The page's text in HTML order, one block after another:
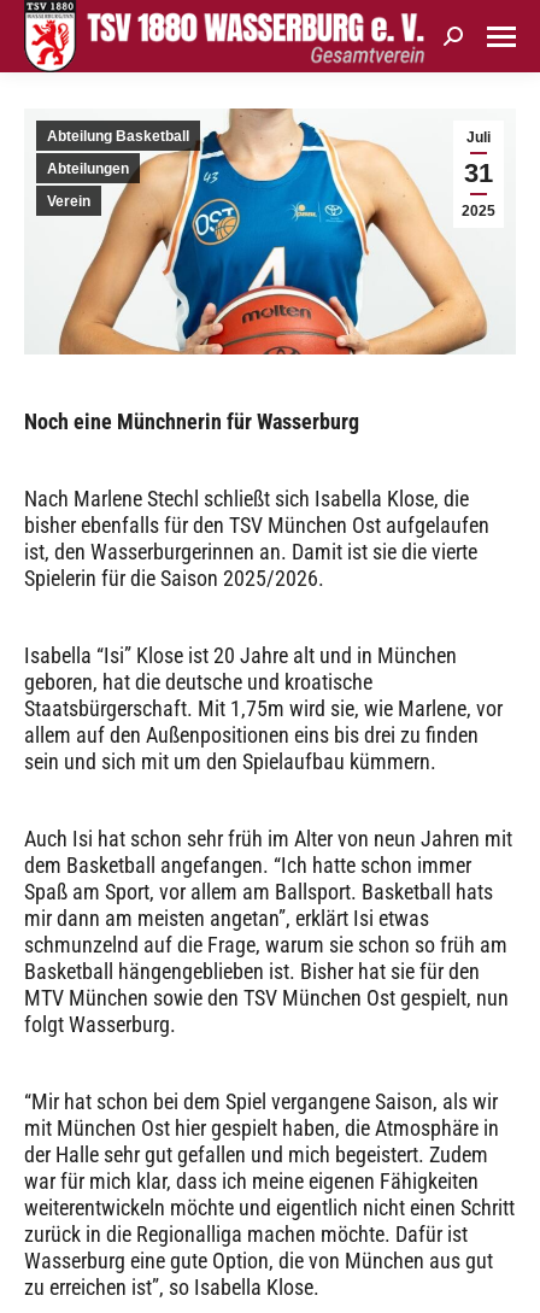
Search:
Juli
31
2025
Abteilung Basketball
Abteilungen
Verein
Noch eine Münchnerin für Wasserburg
Nach Marlene Stechl schließt sich Isabella Klose, die
bisher ebenfalls für den TSV München Ost aufgelaufen
ist, den Wasserburgerinnen an. Damit ist sie die vierte
Spielerin für die Saison 2025/2026.
Isabella “Isi” Klose ist 20 Jahre alt und in München
geboren, hat die deutsche und kroatische
Staatsbürgerschaft. Mit 1,75m wird sie, wie Marlene, vor
allem auf den Außenpositionen eins bis drei zu finden
sein und sich mit um den Spielaufbau kümmern.
Auch Isi hat schon sehr früh im Alter von neun Jahren mit
dem Basketball angefangen. “Ich hatte schon immer
Spaß am Sport, vor allem am Ballsport. Basketball hats
mir dann am meisten angetan”, erklärt Isi etwas
schmunzelnd auf die Frage, warum sie schon so früh am
Basketball hängengeblieben ist. Bisher hat sie für den
MTV München sowie den TSV München Ost gespielt, nun
folgt Wasserburg.
“Mir hat schon bei dem Spiel vergangene Saison, als wir
mit München Ost hier gespielt haben, die Atmosphäre in
der Halle sehr gut gefallen und mich begeistert. Zudem
war für mich klar, dass ich meine eigenen Fähigkeiten
weiterentwickeln möchte und eigentlich nicht einen Schritt
zurück in die Regionalliga machen möchte. Dafür ist
Wasserburg eine gute Option, die von München aus gut
zu erreichen ist”, so Isabella Klose.